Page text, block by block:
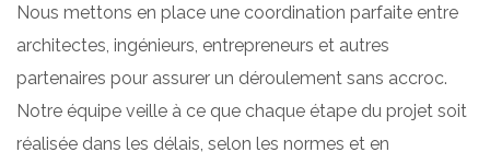
Nous mettons en place une coordination parfaite entre
architectes, ingénieurs, entrepreneurs et autres
partenaires pour assurer un déroulement sans accroc.
Notre équipe veille à ce que chaque étape du projet soit
réalisée dans les délais, selon les normes et en